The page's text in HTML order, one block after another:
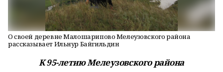
О своей деревне Малошарипово Мелеузовского района
рассказывает Ильнур Байгильдин
К 95-летию Мелеузовского района